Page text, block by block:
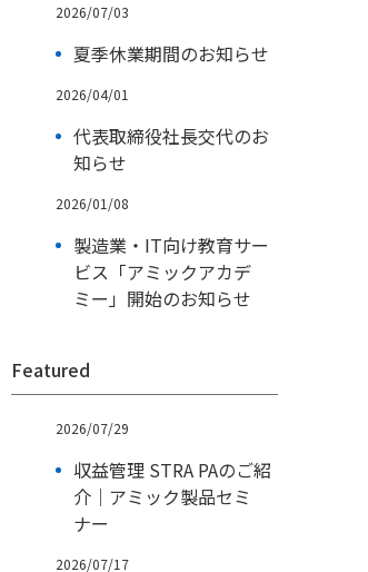
2026/07/03
夏季休業期間のお知らせ
2026/04/01
代表取締役社長交代のお
知らせ
2026/01/08
製造業・IT向け教育サー
ビス「アミックアカデ
ミー」開始のお知らせ
Featured
2026/07/29
収益管理 STRA PAのご紹
介｜アミック製品セミ
ナー
2026/07/17